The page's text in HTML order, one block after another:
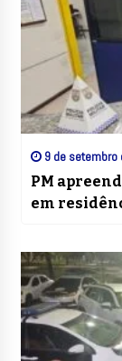
9 de setembro
PM
em